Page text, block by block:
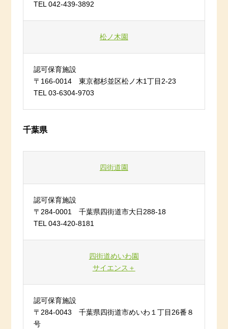
TEL 042-439-3892
松ノ木園
認可保育施設
〒166-0014 東京都杉並区松ノ木1丁目2-23
TEL 03-6304-9703
千葉県
四街道園
認可保育施設
〒284-0001 千葉県四街道市大日288-18
TEL 043-420-8181
四街道めいわ園
サイエンス＋
認可保育施設
〒284-0043 千葉県四街道市めいわ１丁目26番８
号